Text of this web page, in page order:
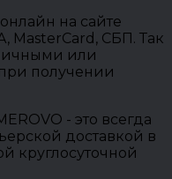
на сайте
MasterCard, СБП. Так
или
получении
- это всегда
доставкой в
круглосуточной